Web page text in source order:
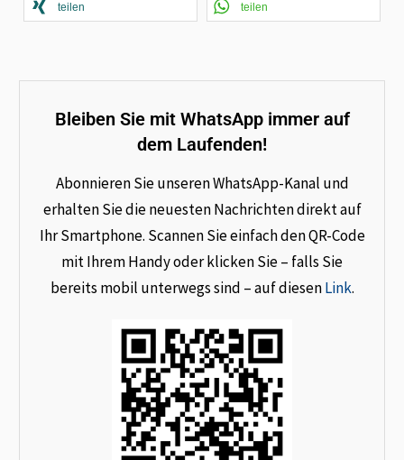
teilen teilen
Bleiben Sie mit WhatsApp immer auf
dem Laufenden!
Abonnieren Sie unseren WhatsApp-Kanal und
erhalten Sie die neuesten Nachrichten direkt auf
Ihr Smartphone. Scannen Sie einfach den QR-Code
mit Ihrem Handy oder klicken Sie – falls Sie
bereits mobil unterwegs sind – auf diesenLink.